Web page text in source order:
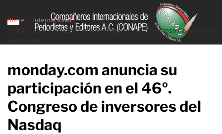
Home
Internacional
monday.com anuncia su participación en el 46º. Congreso de inversores
monday.com anuncia su
participación en el 46º.
Congreso de inversores del
Nasdaq